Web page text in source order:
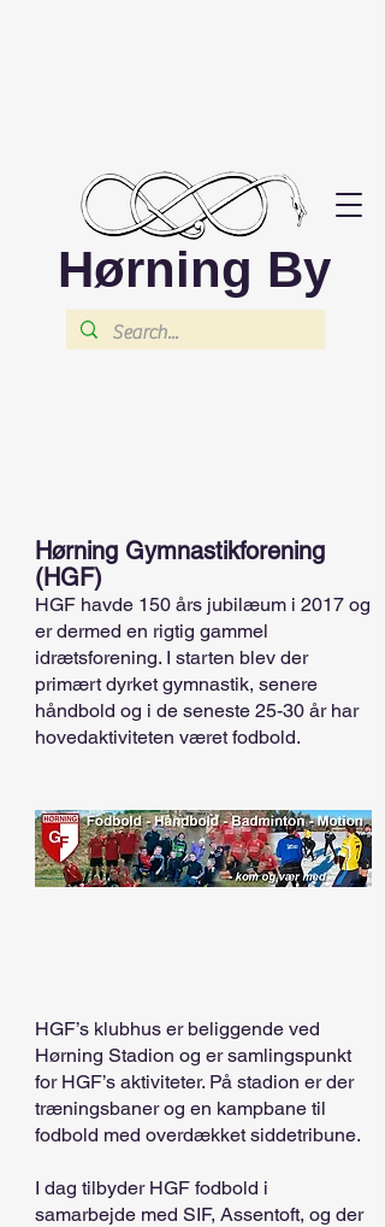
Hørning By
Hørning Gymnastikforening
(HGF)
HGF havde 150 års jubilæum i 2017 og
er dermed en rigtig gammel
idrætsforening. I starten blev der
primært dyrket gymnastik, senere
håndbold og i de seneste 25-30 år har
hovedaktiviteten været fodbold.
HGF’s klubhus er beliggende ved
Hørning Stadion og er samlingspunkt
for HGF’s aktiviteter. På stadion er der
træningsbaner og en kampbane til
fodbold med overdækket siddetribune.
I dag tilbyder HGF fodbold i
samarbejde med SIF, Assentoft, og der